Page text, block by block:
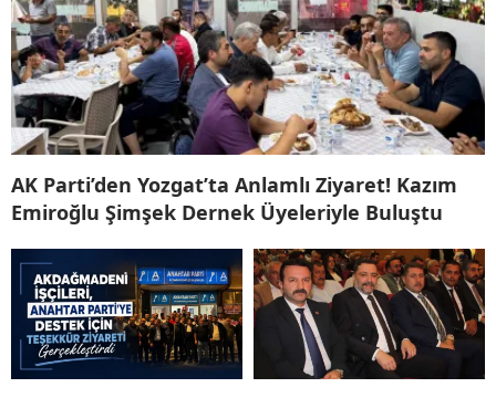
AK Parti’den Yozgat’ta Anlamlı Ziyaret! Kazım
Emiroğlu Şimşek Dernek Üyeleriyle Buluştu